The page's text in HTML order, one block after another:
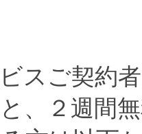
スご契約
、２週間